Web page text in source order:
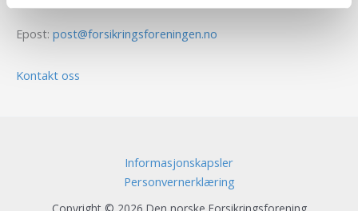
Epost: post@forsikringsforeningen.no
Kontakt oss
Informasjonskapsler
Personvernerklæring
Copyright © 2026 Den norske Forsikringsforening